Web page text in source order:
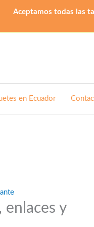
Aceptamos todas las
en Ecuador
enlaces y